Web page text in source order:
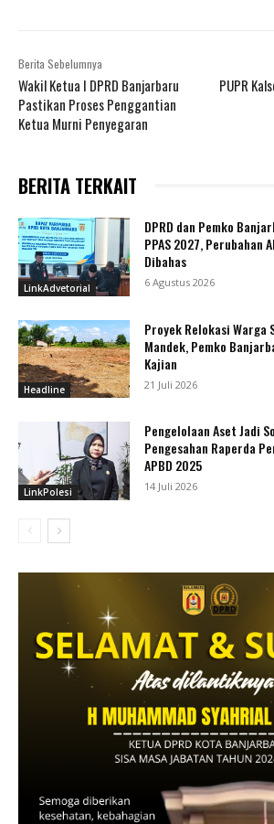
Berita Sebelumnya
Wakil Ketua I DPRD Banjarbaru
Pastikan Proses Penggantian
Ketua Murni Penyegaran
PUPR
BERITA TERKAIT
LinkAdvetorial
DPRD dan Pemko
PPAS 2027, Perubahan
Dibahas
6 Agustus 2026
Headline
Proyek Relokasi Warga
Mandek, Pemko
Kajian
21 Juli 2026
LinkPolesi
Pengelolaan Aset Jadi
Pengesahan Raperda
APBD 2025
14 Juli 2026